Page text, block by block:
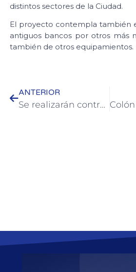
distintos sectores de la Ciudad.
El proyecto contempla también
antiguos bancos por otros más
también de otros equipamientos.
ANTERIOR
Se realizarán controles gratuitos para mujeres en los Centros de Atención Primaria de Colón